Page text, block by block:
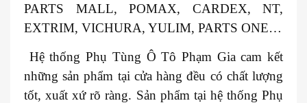
PARTS MALL, POMAX, CARDEX, NT,
EXTRIM, VICHURA, YULIM, PARTS ONE…
Hệ thống Phụ Tùng Ô Tô Phạm Gia cam kết
những sản phẩm tại cửa hàng đều có chất lượng
tốt, xuất xứ rõ ràng. Sản phẩm tại hệ thống Phụ